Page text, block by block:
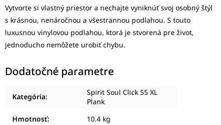
Vytvorte si vlastný priestor a nechajte vyniknúť svoj osobný štýl
s krásnou, nenáročnou a všestrannou podlahou. S touto
luxusnou vinylovou podlahou, ktorá je stvorená pre život,
jednoducho nemôžete urobiť chybu.
Dodatočné parametre
Kategória:
Spirit Soul Click 55 XL
Plank
Hmotnosť: 10.4 kg